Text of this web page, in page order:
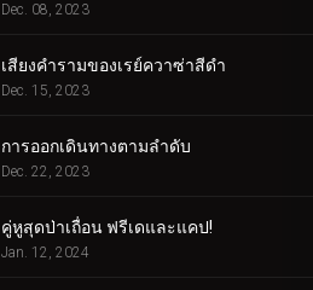
Dec. 08, 2023
เสียงคำรามของเรย์ควาซ่าสีดำ
Dec. 15, 2023
การออกเดินทางตามลำดับ
Dec. 22, 2023
คู่หูสุดป่าเถื่อน ฟรีเดและแคป!
Jan. 12, 2024